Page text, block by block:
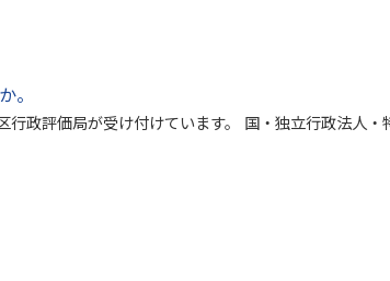
。
行政評価局が受け付けています。 国・独立行政法人